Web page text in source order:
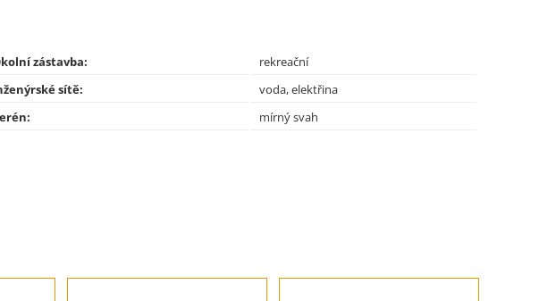
zástavba:
rekreační
sítě:
voda, elektřina
mírný svah